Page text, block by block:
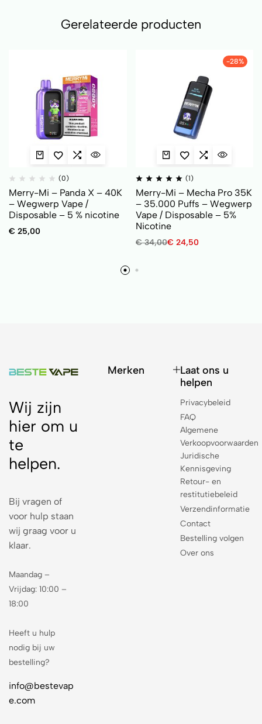
Gerelateerde producten
(0)
Merry-Mi – Panda X – 40K
– Wegwerp Vape /
Disposable – 5 % nicotine
€ 25,00
-28%
(1)
Merry-Mi – Mecha Pro 35K
– 35.000 Puffs – Wegwerp
Vape / Disposable – 5%
Nicotine
€34,00€ 24,50
Wij zijn
hier om u
te
helpen.
Bij vragen of
voor hulp staan
wij graag voor u
klaar.
Maandag –
Vrijdag: 10:00 –
18:00
Heeft u hulp
nodig bij uw
bestelling?
info@bestevap
e.com
Merken
Laat ons u
helpen
Privacybeleid
FAQ
Algemene
Verkoopvoorwaarden
Juridische
Kennisgeving
Retour- en
restitutiebeleid
Verzendinformatie
Contact
Bestelling volgen
Over ons